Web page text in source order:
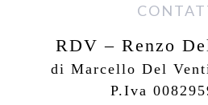
RDV – Renzo
di Marcello Del
P.Iva